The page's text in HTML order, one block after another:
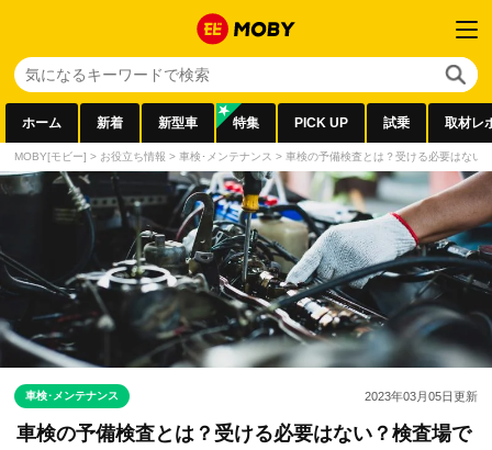
ホーム 新着 新型車 特集 PICK UP 試乗 取材レ
MOBY[モビー] > お役立ち情報 > 車検･メンテナンス > 車検の予備検査とは？受ける必要はない
車検･メンテナンス 2023年03月05日更新
車検の予備検査とは？受ける必要はない？検査場で